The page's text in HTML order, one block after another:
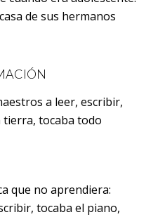
de sus hermanos
a leer, escribir,
tocaba todo
que no aprendiera:
tocaba el piano,